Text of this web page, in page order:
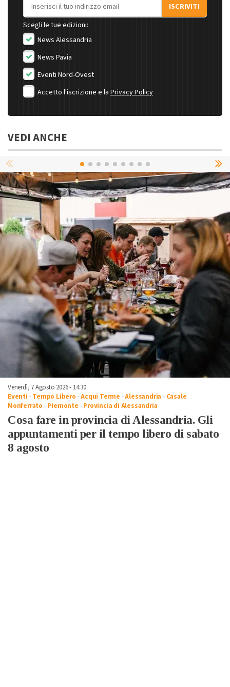
ISCRIVITI
Scegli le tue edizioni:
News Alessandria
News Pavia
Eventi Nord-Ovest
Accetto l'iscrizione e la Privacy Policy
VEDI ANCHE
Venerdì, 7 Agosto 2026 - 14:30
Eventi -Tempo Libero -Acqui Terme -Alessandria - Casale
Monferrato -Piemonte -Provincia di Alessandria
Cosa fare in provincia di Alessandria. Gli
appuntamenti per il tempo libero di sabato
8 agosto